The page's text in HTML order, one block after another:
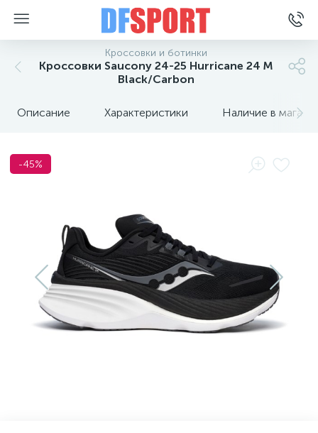
Кроссовки и ботинки
Кроссовки Saucony 24-25 Hurricane 24 M
Black/Carbon
Описание Характеристики Наличие в
-45%